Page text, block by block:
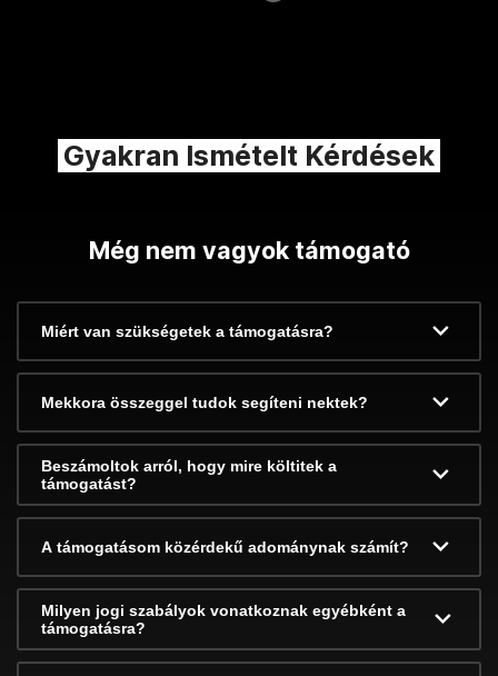
Gyakran Ismételt Kérdések
Még nem vagyok támogató
Miért van szükségetek a támogatásra?
Mekkora összeggel tudok segíteni nektek?
Beszámoltok arról, hogy mire költitek a
támogatást?
A támogatásom közérdekű adománynak számít?
Milyen jogi szabályok vonatkoznak egyébként a
támogatásra?